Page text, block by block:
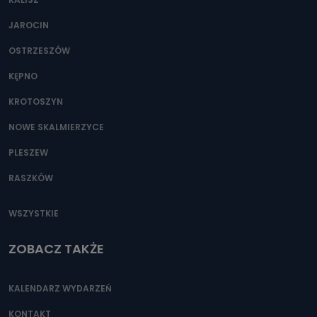
JAROCIN
OSTRZESZÓW
KĘPNO
KROTOSZYN
NOWE SKALMIERZYCE
PLESZEW
RASZKÓW
WSZYSTKIE
ZOBACZ TAKŻE
KALENDARZ WYDARZEŃ
KONTAKT